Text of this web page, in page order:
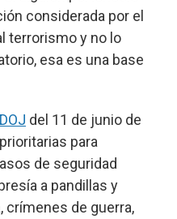
considerada por el
terrorismo y no lo
esa es una base
del 11 de junio de
para
de seguridad
a pandillas y
crímenes de guerra,